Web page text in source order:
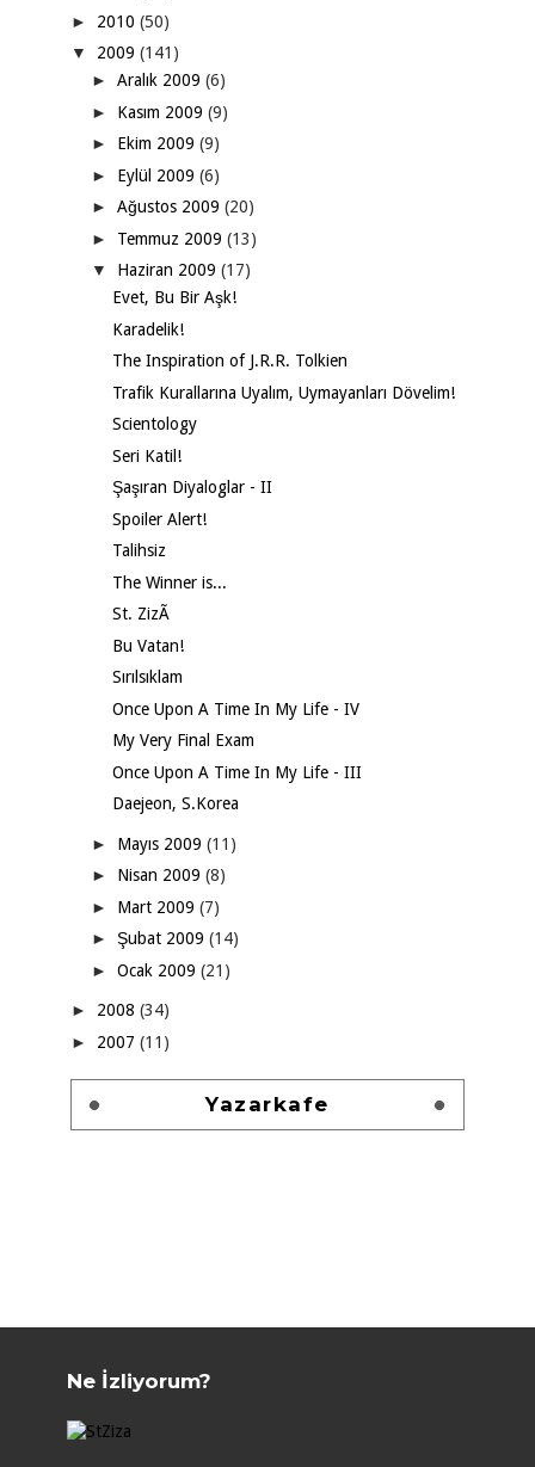
► 2010 (50)
▼ 2009 (141)
► Aralık 2009 (6)
► Kasım 2009 (9)
► Ekim 2009 (9)
► Eylül 2009 (6)
► Ağustos 2009 (20)
► Temmuz 2009 (13)
▼ Haziran 2009 (17)
Evet, Bu Bir Aşk!
Karadelik!
The Inspiration of J.R.R. Tolkien
Trafik Kurallarına Uyalım, Uymayanları Dövelim!
Scientology
Seri Katil!
Şaşıran Diyaloglar - II
Spoiler Alert!
Talihsiz
The Winner is...
St. ZizÃ
Bu Vatan!
Sırılsıklam
Once Upon A Time In My Life - IV
My Very Final Exam
Once Upon A Time In My Life - III
Daejeon, S.Korea
► Mayıs 2009 (11)
► Nisan 2009 (8)
► Mart 2009 (7)
► Şubat 2009 (14)
► Ocak 2009 (21)
► 2008 (34)
► 2007 (11)
Yazarkafe
Ne İzliyorum?